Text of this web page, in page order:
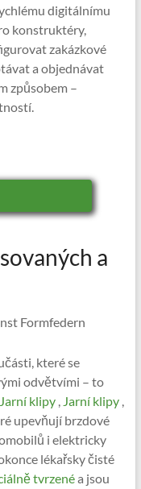
digitálnímu
konstruktéry,
zakázkové
a objednávat
způsobem –
a
které se
odvětvími – to
klipy,Jarní klipy,
upevňují brzdové
i elektricky
lékařsky čisté
tvrzenéa jsou